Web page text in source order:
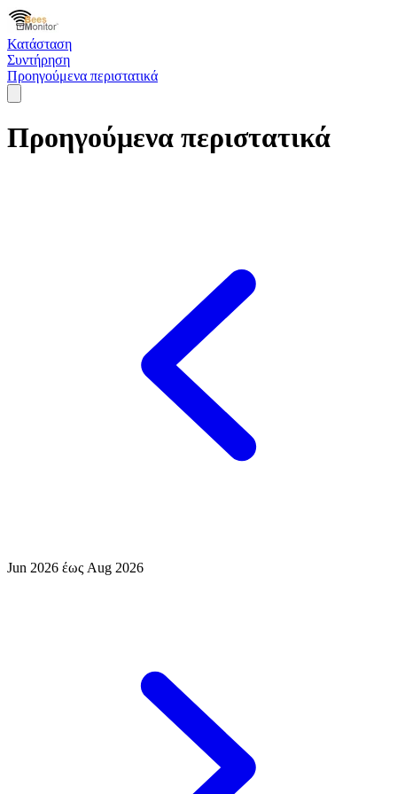
Κατάσταση
Συντήρηση
Προηγούμενα περιστατικά
Προηγούμενα περιστατικά
Jun 2026 έως Aug 2026